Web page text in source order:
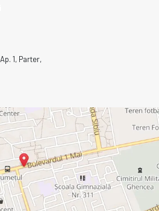
1, Parter,